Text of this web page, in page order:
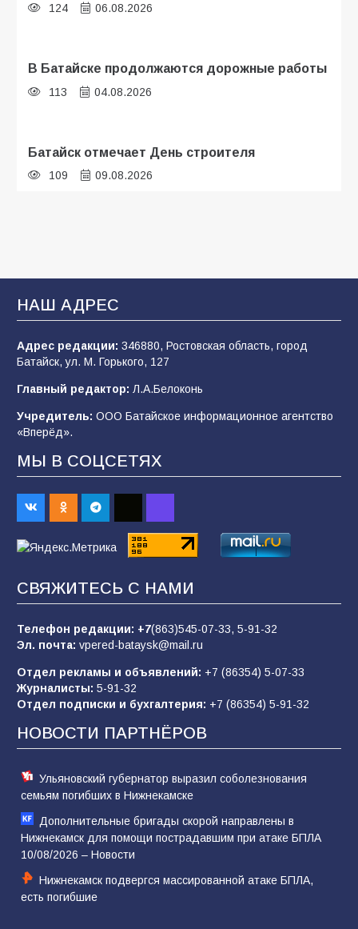
124 06.08.2026
В Батайске продолжаются дорожные работы
113 04.08.2026
Батайск отмечает День строителя
109 09.08.2026
Батайским спортсменам вручили награды
Командовал боем до последнего: герой
05.08.2026
«Слухи — не указ»: почему разговоры о
мобилизации не имеют под собой оснований
В библиотеке имени М.Ю. Лермонтова
состоялось литературно-творческое
сказку, рисуем в красках»
65 07.08.2026
НАШ АДРЕС
Адрес редакции: 346880, Ростовская область, город
Батайск, ул. М. Горького, 127
Главный редактор: Л.А.Белоконь
Учредитель: ООО Батайское информационное агентство
«Вперёд».
МЫ В СОЦСЕТЯХ
СВЯЖИТЕСЬ С НАМИ
Телефон редакции: +7(863)545-07-33, 5-91-32
Эл. почта: vpered-bataysk@mail.ru
Отдел рекламы и объявлений: +7 (86354) 5-07-33
Журналисты: 5-91-32
Отдел подписки и бухгалтерия: +7 (86354) 5-91-32
НОВОСТИ ПАРТНЁРОВ
Ульяновский губернатор выразил соболезнования
семьям погибших в Нижнекамске
Дополнительные бригады скорой направлены в
Нижнекамск для помощи пострадавшим при атаке БПЛА
10/08/2026 – Новости
Нижнекамск подвергся массированной атаке БПЛА,
есть погибшие